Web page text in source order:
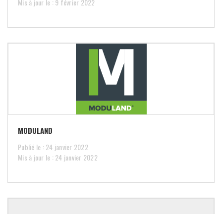
Mis à jour le : 9 février 2022
MODULAND
Publié le : 24 janvier 2022
Mis à jour le : 24 janvier 2022